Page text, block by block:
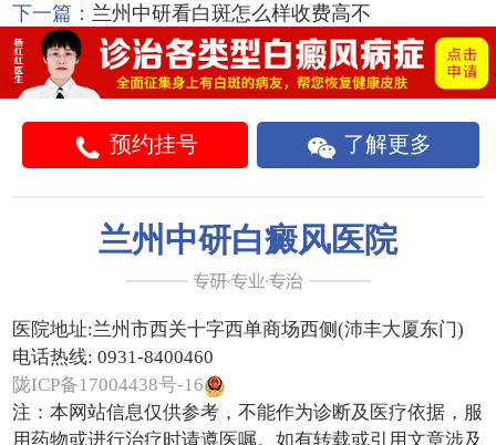
下一篇： 兰州中研看白斑怎么样收费高不
预约挂号 了解更多
兰州中研白癜风医院
医院地址:兰州市西关十字西单商场西侧(沛丰大厦东门)
电话热线: 0931-8400460
陇ICP备17004438号-16
注：本网站信息仅供参考，不能作为诊断及医疗依据，服
用药物或进行治疗时请遵医嘱。如有转载或引用文章涉及